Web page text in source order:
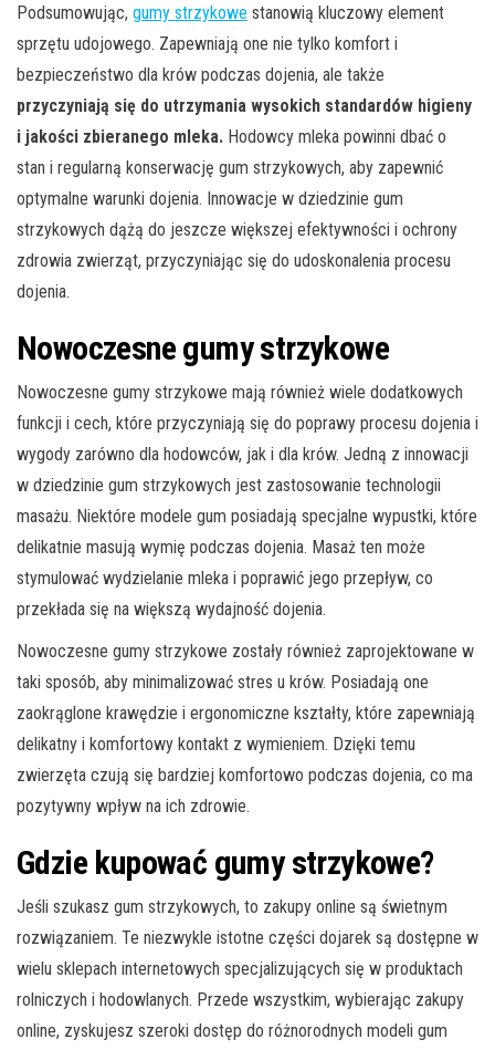
Podsumowując, gumy strzykowe stanowią kluczowy element
sprzętu udojowego. Zapewniają one nie tylko komfort i
bezpieczeństwo dla krów podczas dojenia, ale także
przyczyniają się do utrzymania wysokich standardów higieny
i jakości zbieranego mleka. Hodowcy mleka powinni dbać o
stan i regularną konserwację gum strzykowych, aby zapewnić
optymalne warunki dojenia. Innowacje w dziedzinie gum
strzykowych dążą do jeszcze większej efektywności i ochrony
zdrowia zwierząt, przyczyniając się do udoskonalenia procesu
dojenia.
Nowoczesne gumy strzykowe
Nowoczesne gumy strzykowe mają również wiele dodatkowych
funkcji i cech, które przyczyniają się do poprawy procesu dojenia i
wygody zarówno dla hodowców, jak i dla krów. Jedną z innowacji
w dziedzinie gum strzykowych jest zastosowanie technologii
masażu. Niektóre modele gum posiadają specjalne wypustki, które
delikatnie masują wymię podczas dojenia. Masaż ten może
stymulować wydzielanie mleka i poprawić jego przepływ, co
przekłada się na większą wydajność dojenia.
Nowoczesne gumy strzykowe zostały również zaprojektowane w
taki sposób, aby minimalizować stres u krów. Posiadają one
zaokrąglone krawędzie i ergonomiczne kształty, które zapewniają
delikatny i komfortowy kontakt z wymieniem. Dzięki temu
zwierzęta czują się bardziej komfortowo podczas dojenia, co ma
pozytywny wpływ na ich zdrowie.
Gdzie kupować gumy strzykowe?
Jeśli szukasz gum strzykowych, to zakupy online są świetnym
rozwiązaniem. Te niezwykle istotne części dojarek są dostępne w
wielu sklepach internetowych specjalizujących się w produktach
rolniczych i hodowlanych. Przede wszystkim, wybierając zakupy
online, zyskujesz szeroki dostęp do różnorodnych modeli gum